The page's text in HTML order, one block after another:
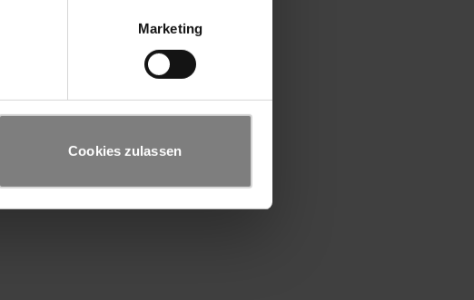
Marketing
Cookies zulassen